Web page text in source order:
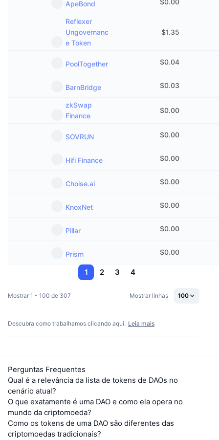
ApeBond $0.00
Reflexer
Ungovernanc
e Token
$1.35
PoolTogether $0.04
BarnBridge $0.03
zkSwap
Finance
$0.00
SOVRUN $0.00
Hifi Finance $0.00
Choise.ai $0.00
KnoxNet $0.00
Pillar $0.00
Prism $0.00
1 2 3 4
Mostrar 1 - 100 de 307 Mostrar linhas 100
Descubra como trabalhamos clicando aqui. Leia mais
Perguntas Frequentes
Qual é a relevância da lista de tokens de DAOs no
cenário atual?
O que exatamente é uma DAO e como ela opera no
mundo da criptomoeda?
Como os tokens de uma DAO são diferentes das
criptomoedas tradicionais?